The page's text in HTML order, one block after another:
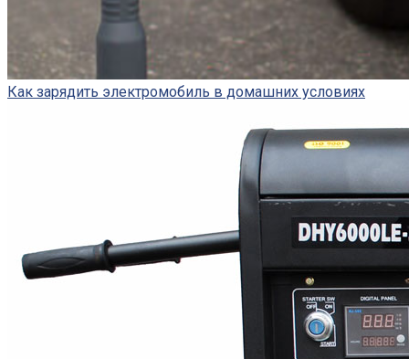
Как зарядить электромобиль в домашних условиях